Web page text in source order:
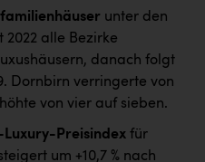
unter den
2022 alle Bezirke
danach folgt
Dornbirn verringerte von
von vier auf sieben.
Preisindex für
um +10,7 % nach